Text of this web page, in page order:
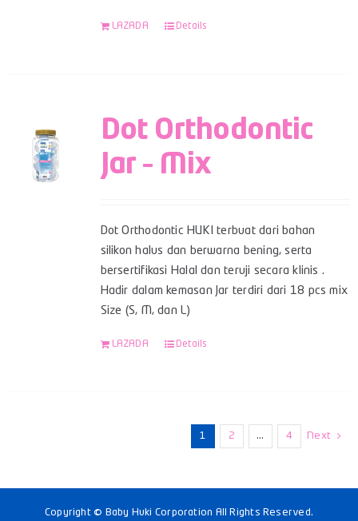
LAZADA Details
Dot Orthodontic
Jar – Mix
Dot Orthodontic HUKI terbuat dari bahan
silikon halus dan berwarna bening, serta
bersertifikasi Halal dan teruji secara klinis .
Hadir dalam kemasan Jar terdiri dari 18 pcs mix
Size (S, M, dan L)
LAZADA Details
1 2 … 4 Next
Copyright © Baby Huki Corporation All Rights Reserved.